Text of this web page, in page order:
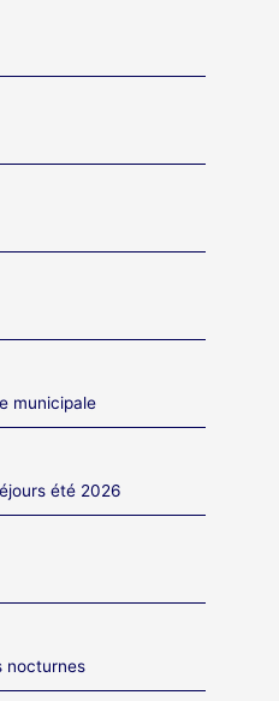
municipale
été 2026
nocturnes